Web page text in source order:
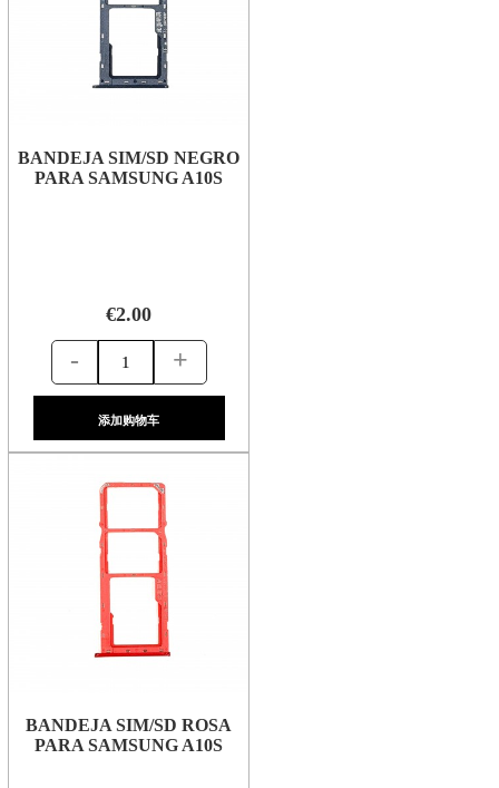
BANDEJA SIM/SD NEGRO
PARA SAMSUNG A10S
€2.00
- +
添加购物车
BANDEJA SIM/SD ROSA
PARA SAMSUNG A10S